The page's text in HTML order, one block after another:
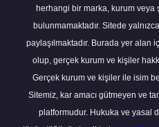
herhangi bir marka, kurum veya
bulunmamaktadır. Sitede
paylaşılmaktadır. Burada yer alan
olup, gerçek kurum ve kişiler
Gerçek kurum ve kişiler ile isim
Sitemiz, kar amacı gütmeyen ve
platformudur. Hukuka ve yasal